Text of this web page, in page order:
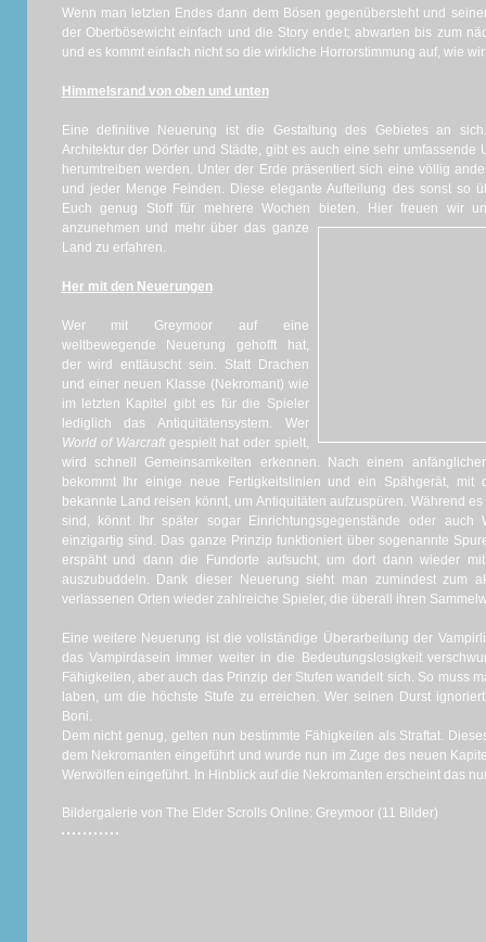
Wenn man letzten Endes dann dem Bösen gegenübersteht und
der Oberbösewicht einfach und die Story endet; abwarten bis zum
und es kommt einfach nicht so die wirkliche Horrorstimmung auf, wie
Himmelsrand von oben und unten
Eine definitive Neuerung ist die Gestaltung des Gebietes an
Architektur der Dörfer und Städte, gibt es auch eine sehr umfassende
herumtreiben werden. Unter der Erde präsentiert sich eine völlig
und jeder Menge Feinden. Diese elegante Aufteilung des sonst so
Euch genug Stoff für mehrere Wochen bieten.
Hier freuen wir
anzunehmen und mehr über das ganze
Land zu erfahren.
Her mit den Neuerungen
Wer mit Greymoor auf eine
weltbewegende Neuerung gehofft hat,
der wird enttäuscht sein. Statt Drachen
und einer neuen Klasse (Nekromant) wie
im letzten Kapitel gibt es für die Spieler
lediglich das Antiquitätensystem. Wer
World of Warcraftgespielt hat oder spielt,
wird schnell Gemeinsamkeiten erkennen. Nach einem
bekommt Ihr einige neue Fertigkeitslinien und ein Spähgerät, mit
bekannte Land reisen könnt, um Antiquitäten aufzuspüren. Während
sind, könnt Ihr später sogar Einrichtungsgegenstände oder auch
einzigartig sind. Das ganze Prinzip funktioniert über sogenannte
erspäht und dann die Fundorte aufsucht, um dort dann wieder
auszubuddeln. Dank dieser Neuerung sieht man zumindest zum
verlassenen Orten wieder zahlreiche Spieler, die überall ihren
Eine weitere Neuerung ist die vollständige Überarbeitung der
das Vampirdasein immer weiter in die Bedeutungslosigkeit
Fähigkeiten, aber auch das Prinzip der Stufen wandelt sich. So muss
laben, um die höchste Stufe zu erreichen. Wer seinen Durst
Boni.
Dem nicht genug, gelten nun bestimmte Fähigkeiten als Straftat.
dem Nekromanten eingeführt und wurde nun im Zuge des neuen
Werwölfen eingeführt. In Hinblick auf die Nekromanten erscheint das
Bildergalerie von The Elder Scrolls Online: Greymoor (11 Bilder)